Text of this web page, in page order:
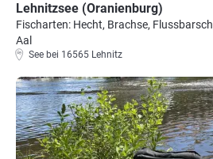
Lehnitzsee (Oranienburg)
Fischarten: Hecht, Brachse,
Aal
See bei 16565 Lehnitz